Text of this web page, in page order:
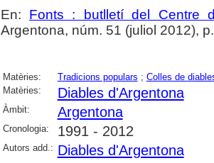
En: Fonts : butlletí del Centre
Argentona, núm. 51 (juliol 2012),
Matèries: Tradicions populars ; Colles de
Matèries:
Diables d'Argentona
Àmbit: Argentona
Cronologia: 1991 - 2012
Autors add.: Diables d'Argentona